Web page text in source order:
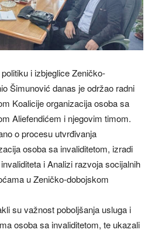
i izbjeglice Zeničko-
Šimunović danas je održao radni
Koalicije organizacija osoba sa
Aliefendićem i njegovim timom.
o procesu utvrđivanja
osoba sa invaliditetom, izradi
i Analizi razvoja socijalnih
u Zeničko-dobojskom
su važnost poboljšanja usluga i
osoba sa invaliditetom, te ukazali